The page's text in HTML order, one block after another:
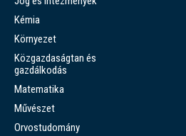
Kémia
Környezet
Közgazdaságtan és
gazdálkodás
Matematika
Művészet
Orvostudomány